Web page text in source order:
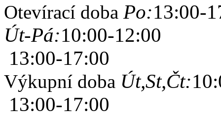
Otevírací doba Po:13:00-
Út-Pá:10:00-12:00
13:00-17:00
Výkupní doba Út,St,Čt:
13:00-17:00